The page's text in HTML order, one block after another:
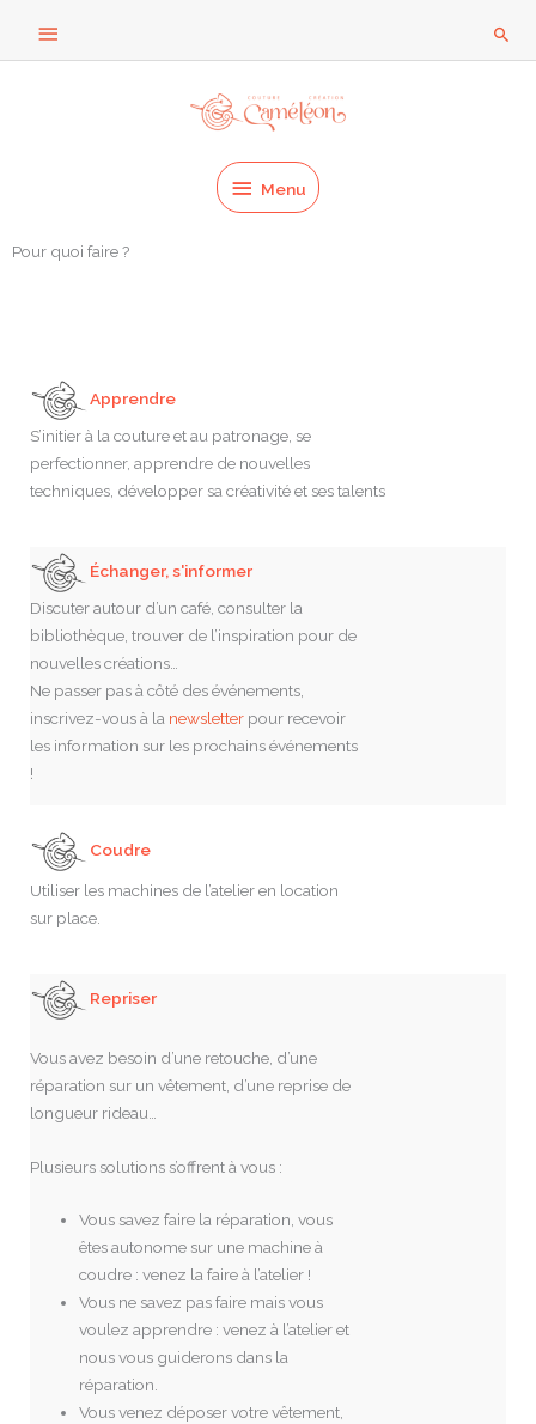
contenu
Au
dessus
Menu
Menu
Pour quoi faire ?
Apprendre
S’initier à la couture et au patronage, se
perfectionner, apprendre de nouvelles
techniques, développer sa créativité et ses talents​
Échanger, s'informer
Discuter autour d’un café, consulter la
bibliothèque, trouver de l’inspiration pour de
nouvelles créations…
Ne passer pas à côté des événements,
inscrivez-vous à la newsletter pour recevoir
les information sur les prochains événements
!
Coudre
Utiliser les machines de l’atelier en location
sur place.
Repriser
Vous avez besoin d’une retouche, d’une
réparation sur un vêtement, d’une reprise de
longueur rideau…
Plusieurs solutions s’offrent à vous :
Vous savez faire la réparation, vous
êtes autonome sur une machine à
coudre : venez la faire à l’atelier !
Vous ne savez pas faire mais vous
voulez apprendre : venez à l’atelier et
nous vous guiderons dans la
réparation.
Vous venez déposer votre vêtement,